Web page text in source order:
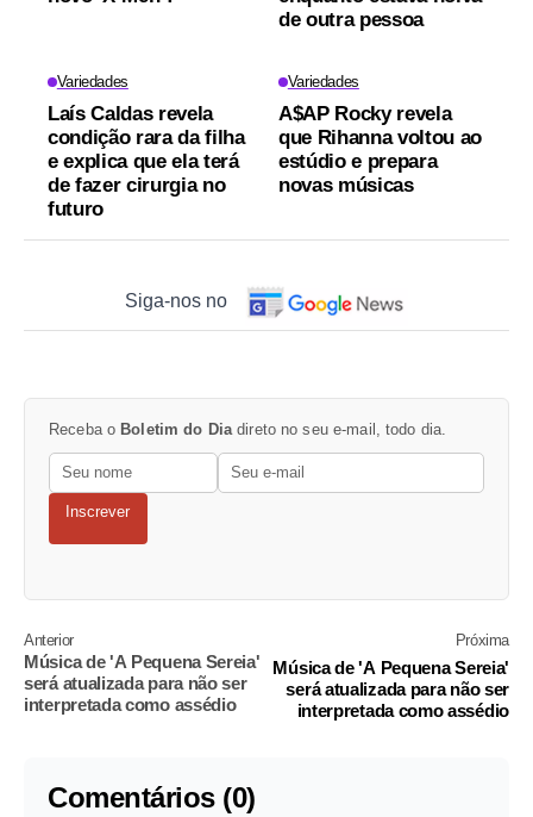
de outra pessoa
Variedades
Laís Caldas revela
condição rara da filha
e explica que ela terá
de fazer cirurgia no
futuro
Variedades
A$AP Rocky revela
que Rihanna voltou ao
estúdio e prepara
novas músicas
Siga-nos no
Receba o Boletim do Diadireto no seu e-mail, todo dia.
Inscrever
Anterior
Música de 'A Pequena Sereia'
será atualizada para não ser
interpretada como assédio
Próxima
Música de 'A Pequena Sereia'
será atualizada para não ser
interpretada como assédio
Comentários (0)